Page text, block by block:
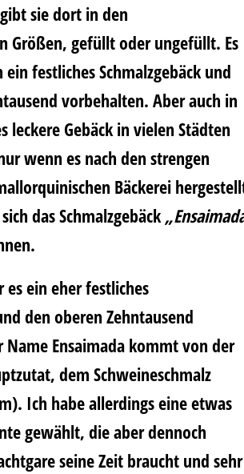
sie dort in den
Größen, gefüllt oder ungefüllt. Es
festliches Schmalzgebäck und
vorbehalten. Aber auch in
leckere Gebäck in vielen Städten
wenn es nach den strengen
Bäckerei
das Schmalzgebäck „
es ein eher festliches
den oberen Zehntausend
Ensaimada kommt von der
dem Schweineschmalz
Ich habe allerdings eine etwas
gewählt, die aber dennoch
seine Zeit braucht und sehr